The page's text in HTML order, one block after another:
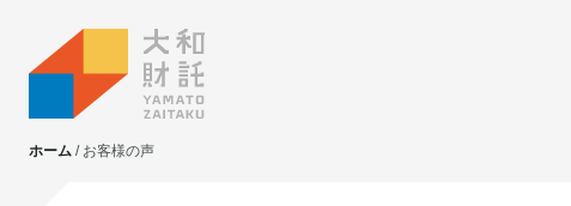
大和財託独自の
ホーム お客様の声